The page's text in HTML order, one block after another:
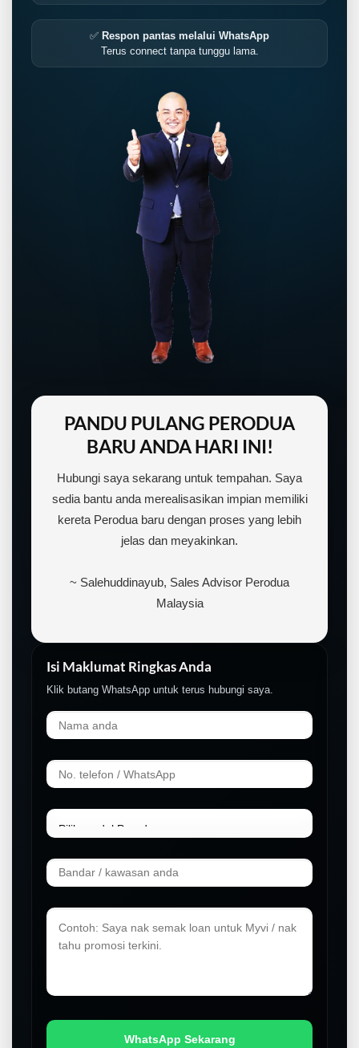
LIVE
✅ Respon pantas melalui WhatsApp
Terus connect tanpa tunggu lama.
PANDU PULANG PERODUA
BARU ANDA HARI INI!
Hubungi saya sekarang untuk tempahan. Saya
sedia bantu anda merealisasikan impian memiliki
kereta Perodua baru dengan proses yang lebih
jelas dan meyakinkan.
~ Salehuddinayub, Sales Advisor Perodua
Malaysia
Isi Maklumat Ringkas Anda
Klik butang WhatsApp untuk terus hubungi saya.
WhatsApp Sekarang